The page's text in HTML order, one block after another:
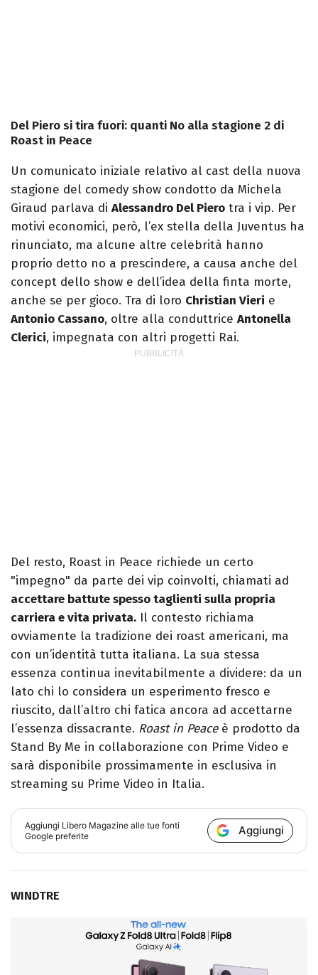
Del Piero si tira fuori: quanti No alla stagione 2 di
Roast in Peace
Un comunicato iniziale relativo al cast della nuova
stagione del comedy show condotto da Michela
Giraud parlava di Alessandro Del Piero tra i vip. Per
motivi economici, però, l’ex stella della Juventus ha
rinunciato, ma alcune altre celebrità hanno
proprio detto no a prescindere, a causa anche del
concept dello show e dell’idea della finta morte,
anche se per gioco. Tra di loro Christian Vieri e
Antonio Cassano, oltre alla conduttrice Antonella
Clerici, impegnata con altri progetti Rai.
Del resto, Roast in Peace richiede un certo
"impegno" da parte dei vip coinvolti, chiamati ad
accettare battute spesso taglienti sulla propria
carriera e vita privata. Il contesto richiama
ovviamente la tradizione dei roast americani, ma
con un’identità tutta italiana. La sua stessa
essenza continua inevitabilmente a dividere: da un
lato chi lo considera un esperimento fresco e
riuscito, dall’altro chi fatica ancora ad accettarne
l’essenza dissacrante. Roast in Peaceè prodotto da
Stand By Me in collaborazione con Prime Video e
sarà disponibile prossimamente in esclusiva in
streaming su Prime Video in Italia.
Aggiungi Libero Magazine alle tue fonti
Google preferite
Aggiungi
WINDTRE